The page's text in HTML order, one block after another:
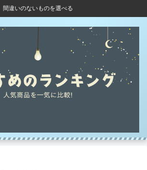
間違いのないものを選べる